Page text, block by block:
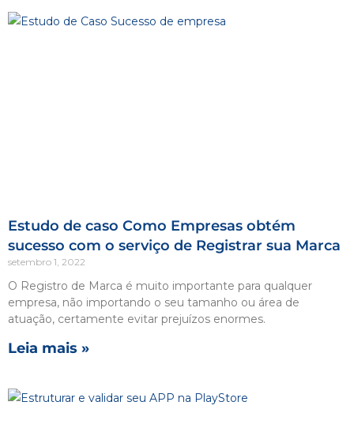
Estudo de caso Como Empresas obtém
sucesso com o serviço de Registrar sua Marca
setembro 1, 2022
O Registro de Marca é muito importante para qualquer
empresa, não importando o seu tamanho ou área de
atuação, certamente evitar prejuízos enormes.
Leia mais »